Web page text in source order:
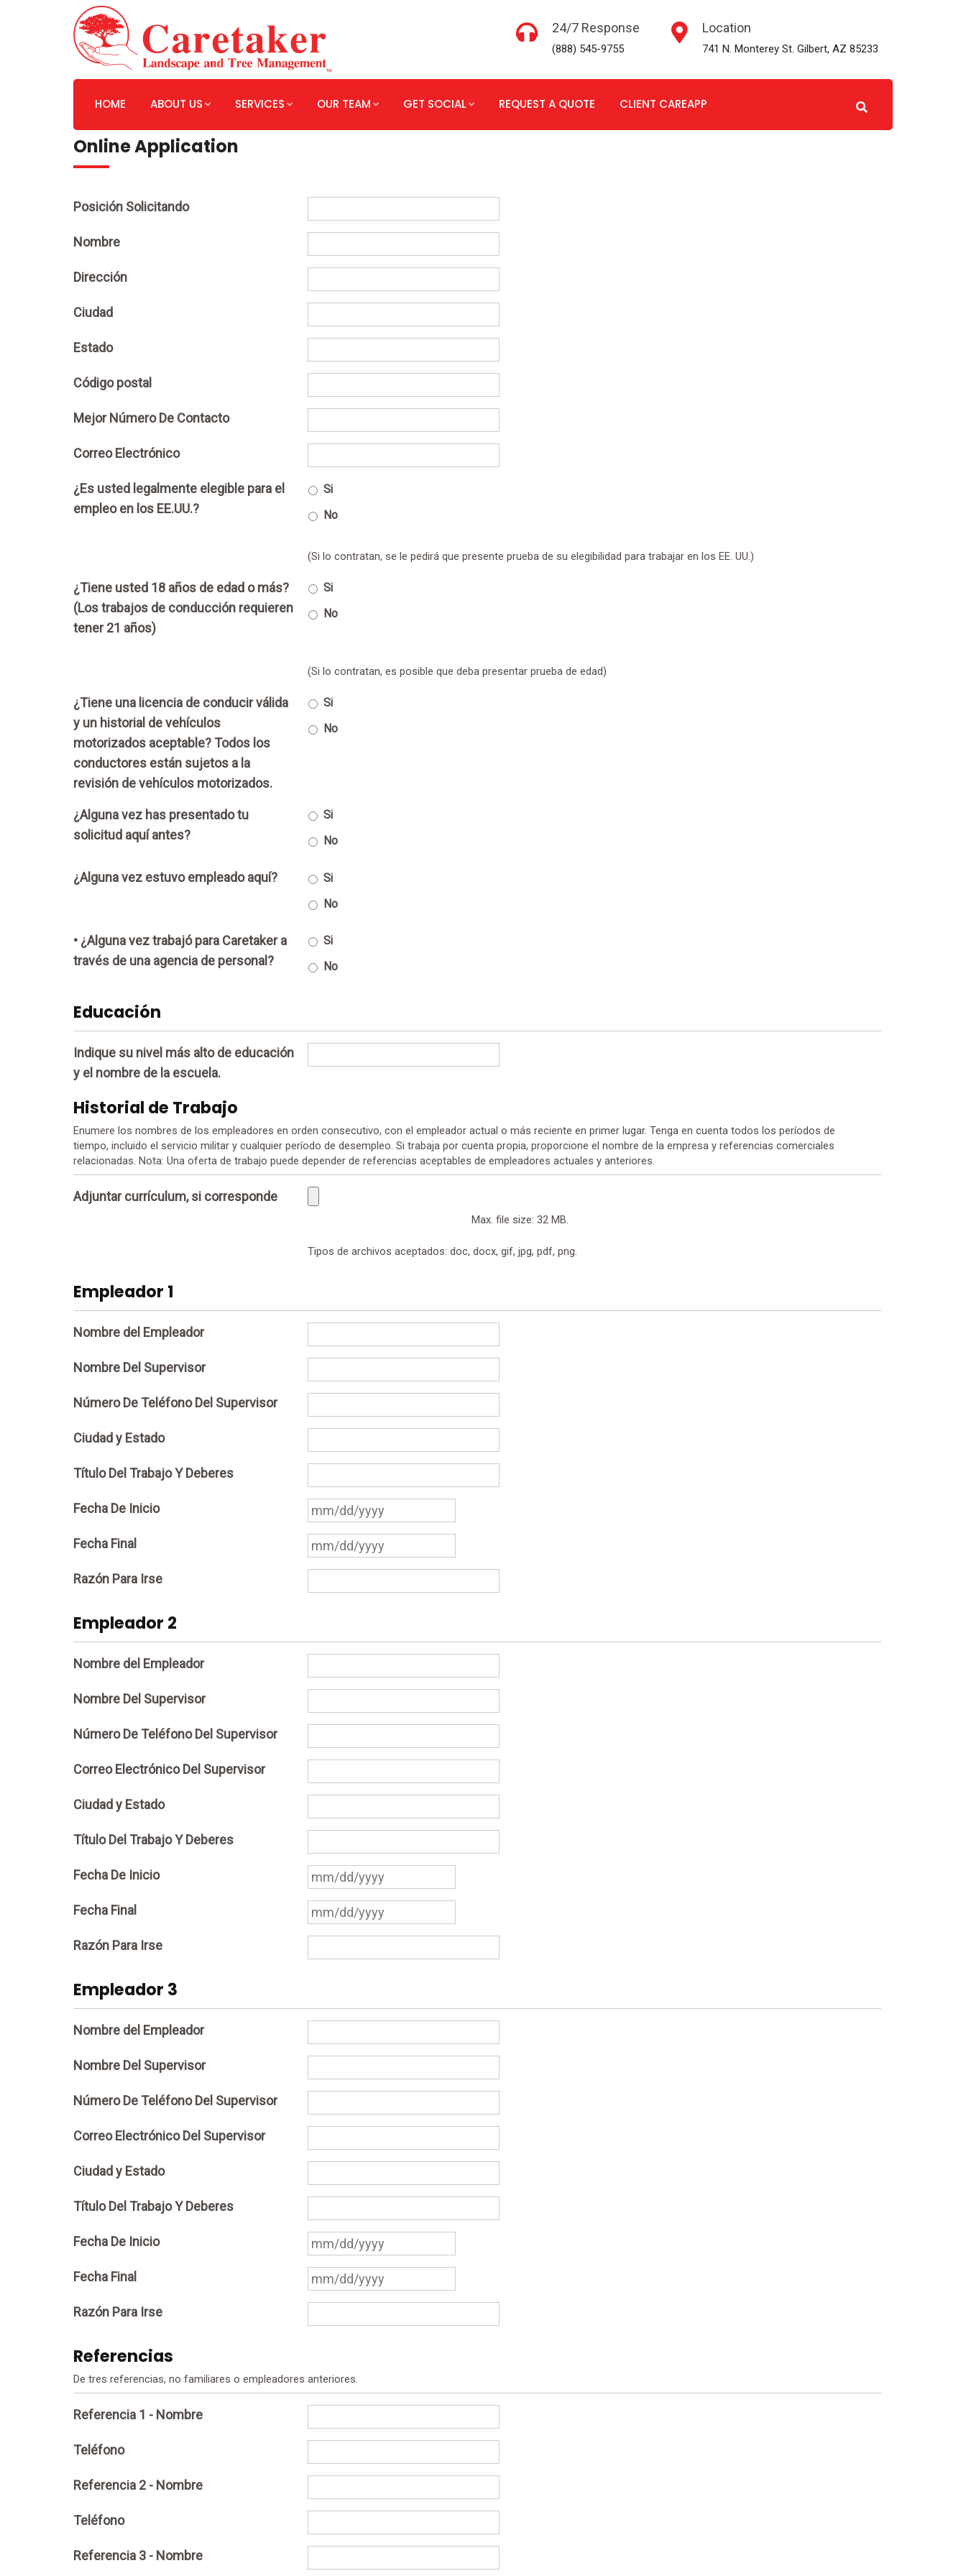
24/7 Response
(888) 545-9755
Location
741 N. Monterey St. Gilbert, AZ 85233
HOME ABOUT US SERVICES OUR TEAM GET SOCIAL REQUEST A QUOTE CLIENT CAREAPP
Online Application
Posición Solicitando
Nombre
Dirección
Ciudad
Estado
Código postal
Mejor Número De Contacto
Correo Electrónico
¿Es usted legalmente elegible para el
empleo en los EE.UU.?
Si
No
(Si lo contratan, se le pedirá que presente prueba de su elegibilidad para trabajar en los EE. UU.)
¿Tiene usted 18 años de edad o más?
(Los trabajos de conducción requieren
tener 21 años)
Si
No
(Si lo contratan, es posible que deba presentar prueba de edad)
¿Tiene una licencia de conducir válida
y un historial de vehículos
motorizados aceptable? Todos los
conductores están sujetos a la
revisión de vehículos motorizados.
Si
No
¿Alguna vez has presentado tu
solicitud aquí antes?
Si
No
¿Alguna vez estuvo empleado aquí?
Si
No
• ¿Alguna vez trabajó para Caretaker a
través de una agencia de personal?
Si
No
Educación
Indique su nivel más alto de educación
y el nombre de la escuela.
Historial de Trabajo
Enumere los nombres de los empleadores en orden consecutivo, con el empleador actual o más reciente en primer lugar. Tenga en cuenta todos los períodos de
tiempo, incluido el servicio militar y cualquier período de desempleo. Si trabaja por cuenta propia, proporcione el nombre de la empresa y referencias comerciales
relacionadas. Nota: Una oferta de trabajo puede depender de referencias aceptables de empleadores actuales y anteriores.
Adjuntar currículum, si corresponde
Max. file size: 32 MB.
Tipos de archivos aceptados: doc, docx, gif, jpg, pdf, png.
Empleador 1
Nombre del Empleador
Nombre Del Supervisor
Número De Teléfono Del Supervisor
Ciudad y Estado
Título Del Trabajo Y Deberes
Fecha De Inicio
Fecha Final
Razón Para Irse
Empleador 2
Nombre del Empleador
Nombre Del Supervisor
Número De Teléfono Del Supervisor
Correo Electrónico Del Supervisor
Ciudad y Estado
Título Del Trabajo Y Deberes
Fecha De Inicio
Fecha Final
Razón Para Irse
Empleador 3
Nombre del Empleador
Nombre Del Supervisor
Número De Teléfono Del Supervisor
Correo Electrónico Del Supervisor
Ciudad y Estado
Título Del Trabajo Y Deberes
Fecha De Inicio
Fecha Final
Razón Para Irse
Referencias
De tres referencias, no familiares o empleadores anteriores.
Referencia 1 - Nombre
Teléfono
Referencia 2 - Nombre
Teléfono
Referencia 3 - Nombre